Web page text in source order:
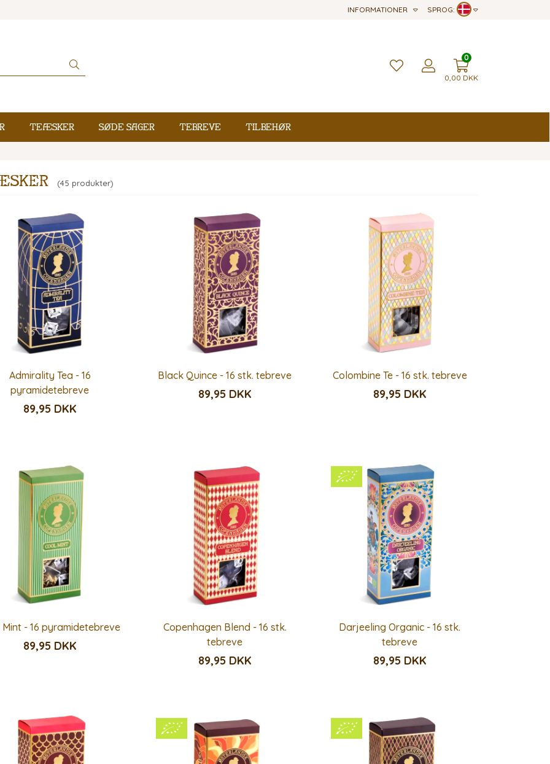
SPROG:
INFORMATIONER
0,00 DKK
0
Teæsker Søde sager Tebreve Tilbehør
(45 produkter)
Admirality Tea - 16
pyramidetebreve
89,95 DKK
Black Quince - 16 stk. tebreve
89,95 DKK
Colombine Te - 16 stk. tebreve
89,95 DKK
Mint - 16 pyramidetebreve
89,95 DKK
Copenhagen Blend - 16 stk.
tebreve
89,95 DKK
Darjeeling Organic - 16 stk.
tebreve
89,95 DKK